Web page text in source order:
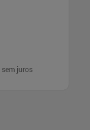
sem juros